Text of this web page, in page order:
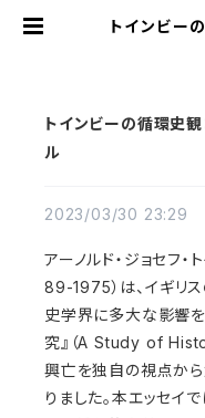
トインビー
トインビーの循環史
ル
2023/03/30 23:29
アーノルド・ジョセフ
89-1975）は、イギリ
史学界に多大な影響
究』（A Study of
興亡を独自の視点から
りました。本エッセイ